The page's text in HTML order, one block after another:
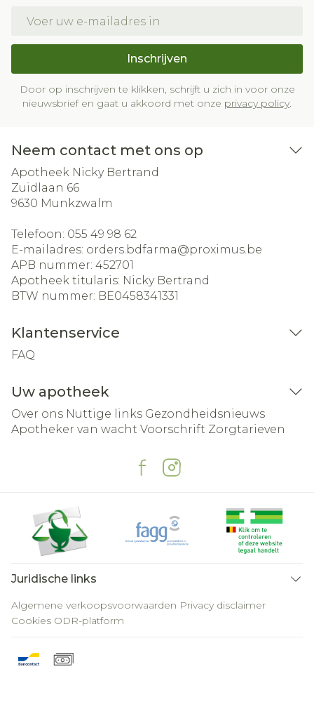
Inschrijven
Door op inschrijven te klikken, schrijft u zich in voor onze
nieuwsbrief en gaat u akkoord met onze privacy policy.
Neem contact met ons op
Apotheek Nicky Bertrand
Zuidlaan 66
9630 Munkzwalm
Telefoon: 055 49 98 62
E-mailadres: orders.bdfarma@proximus.be
APB nummer: 452701
Apotheek titularis: Nicky Bertrand
BTW nummer: BE0458341331
Klantenservice
FAQ
Uw apotheek
Over ons Nuttige links Gezondheidsnieuws
Apotheker van wacht Voorschrift Zorgtarieven
Juridische links
Algemene verkoopsvoorwaarden Privacy disclaimer
Cookies ODR-platform